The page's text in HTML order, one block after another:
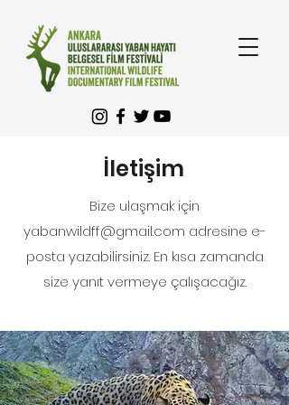
İletişim
Bize ulaşmak için
yabanwildff@gmail.com adresine e-
posta yazabilirsiniz. En kısa zamanda
size yanıt vermeye çalışacağız.